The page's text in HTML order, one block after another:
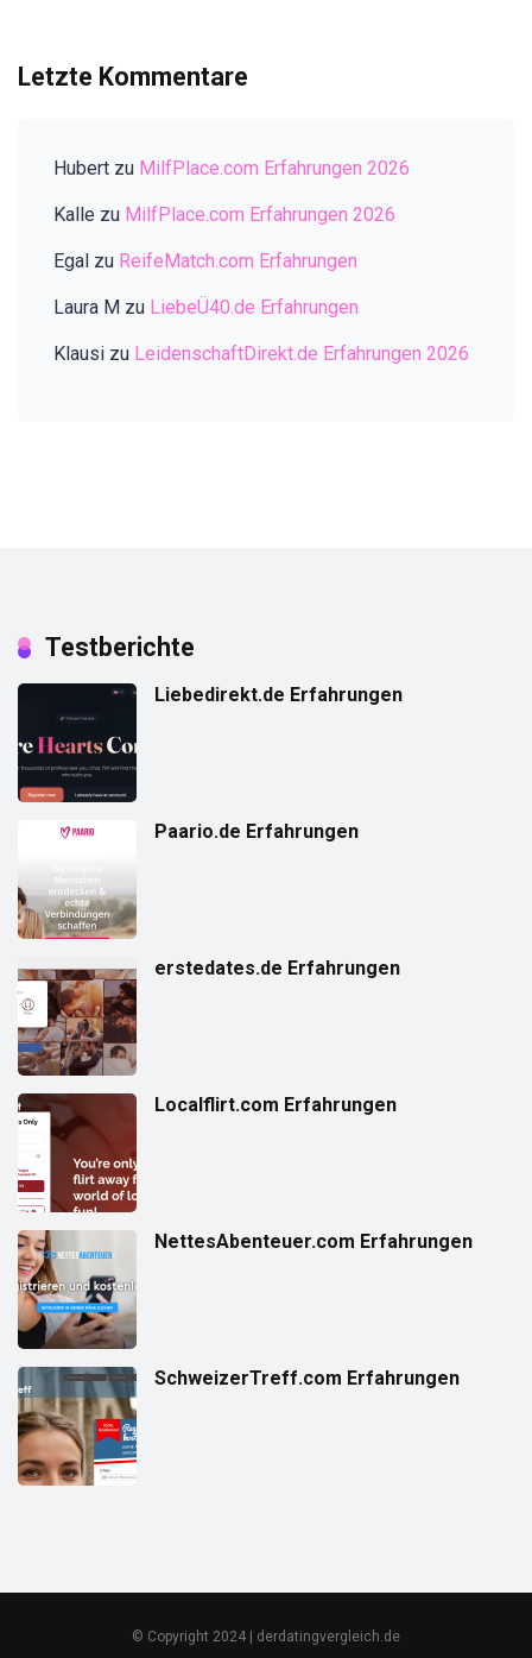
Letzte Kommentare
Hubert zu MilfPlace.com Erfahrungen 2026
Kalle zu MilfPlace.com Erfahrungen 2026
Egal zu ReifeMatch.com Erfahrungen
Laura M zu LiebeÜ40.de Erfahrungen
Klausi zu LeidenschaftDirekt.de Erfahrungen 2026
Testberichte
Liebedirekt.de Erfahrungen
Paario.de Erfahrungen
erstedates.de Erfahrungen
Localflirt.com Erfahrungen
NettesAbenteuer.com Erfahrungen
SchweizerTreff.com Erfahrungen
© Copyright 2024 | derdatingvergleich.de